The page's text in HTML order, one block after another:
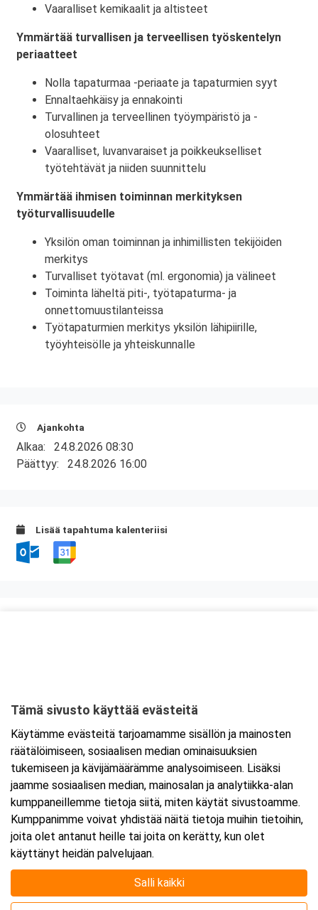
Vaaralliset kemikaalit ja altisteet
Ymmärtää turvallisen ja terveellisen työskentelyn
periaatteet
Nolla tapaturmaa -periaate ja tapaturmien syyt
Ennaltaehkäisy ja ennakointi
Turvallinen ja terveellinen työympäristö ja -
olosuhteet
Vaaralliset, luvanvaraiset ja poikkeukselliset
työtehtävät ja niiden suunnittelu
Ymmärtää ihmisen toiminnan merkityksen
työturvallisuudelle
Yksilön oman toiminnan ja inhimillisten tekijöiden
merkitys
Turvalliset työtavat (ml. ergonomia) ja välineet
Toiminta läheltä piti-, työtapaturma- ja
onnettomuustilanteissa
Työtapaturmien merkitys yksilön lähipiirille,
työyhteisölle ja yhteiskunnalle
Ajankohta
Alkaa: 24.8.2026 08:30
Päättyy: 24.8.2026 16:00
Lisää tapahtuma kalenteriisi
Tarkempi kartta ja ajo-ohjeet
Tämä sivusto käyttää evästeitä
Käytämme evästeitä tarjoamamme sisällön ja mainosten
räätälöimiseen, sosiaalisen median ominaisuuksien
tukemiseen ja kävijämäärämme analysoimiseen. Lisäksi
jaamme sosiaalisen median, mainosalan ja analytiikka-alan
kumppaneillemme tietoja siitä, miten käytät sivustoamme.
Kumppanimme voivat yhdistää näitä tietoja muihin tietoihin,
joita olet antanut heille tai joita on kerätty, kun olet
käyttänyt heidän palvelujaan.
Salli kaikki